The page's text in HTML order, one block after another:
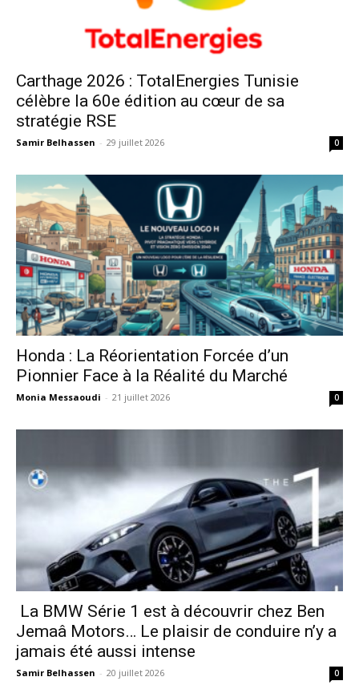
Carthage 2026 : TotalEnergies Tunisie
célèbre la 60e édition au cœur de sa
stratégie RSE
Samir Belhassen - 29 juillet 2026 0
Honda : La Réorientation Forcée d’un
Pionnier Face à la Réalité du Marché
Monia Messaoudi - 21 juillet 2026 0
La BMW Série 1 est à découvrir chez Ben
Jemaâ Motors… Le plaisir de conduire n’y a
jamais été aussi intense
Samir Belhassen - 20 juillet 2026 0